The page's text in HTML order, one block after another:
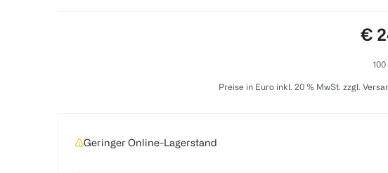
€
Preise in Euro inkl. 20 % MwSt. zzgl.
Geringer Online-Lagerstand